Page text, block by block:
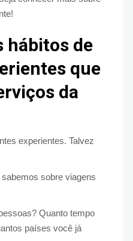
hábitos de
que
da
experientes. Talvez
sobre viagens
Quanto tempo
países você já